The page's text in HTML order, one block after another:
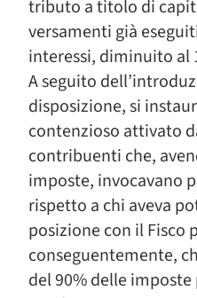
tributo a titolo di
versamenti già
interessi, diminuito al
A seguito
disposizione, si
contenzioso attivato
contribuenti che,
imposte, invocavano
rispetto a chi aveva
posizione con il Fisco
conseguentemente,
del 90% delle imposte